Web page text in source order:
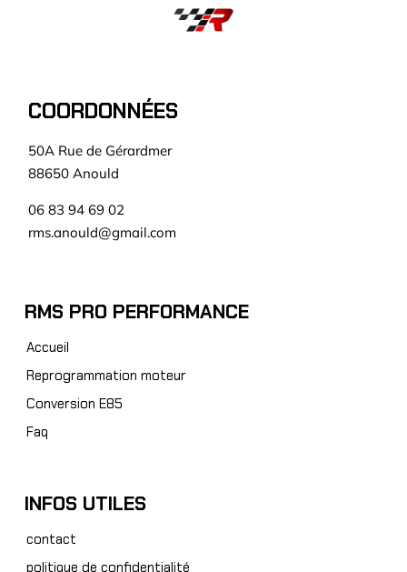
COORDONNÉES
50A Rue de Gérardmer
88650 Anould
06 83 94 69 02
rms.anould@gmail.com
RMS PRO PERFORMANCE
Accueil
Reprogrammation moteur
Conversion E85
Faq
INFOS UTILES
contact
politique de confidentialité